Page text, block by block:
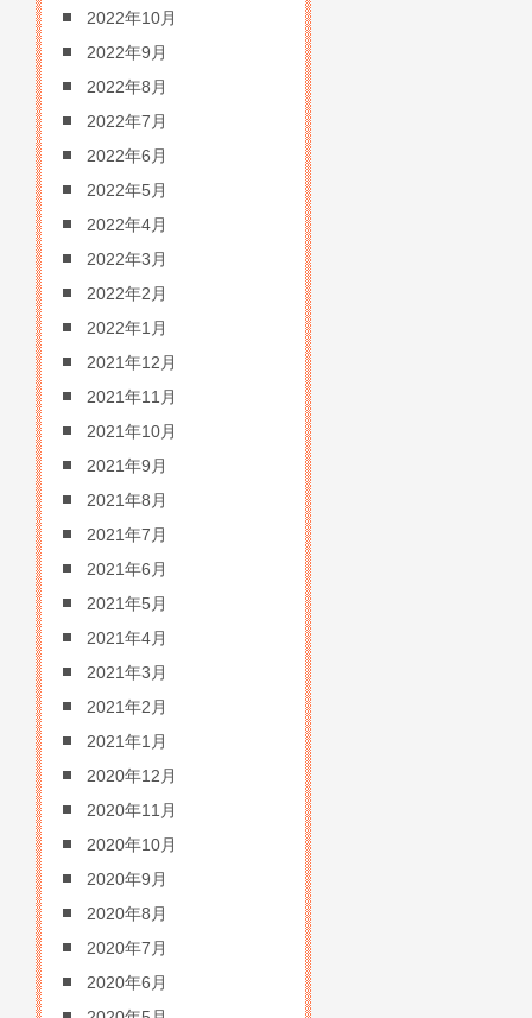
2022年10月
2022年9月
2022年8月
2022年7月
2022年6月
2022年5月
2022年4月
2022年3月
2022年2月
2022年1月
2021年12月
2021年11月
2021年10月
2021年9月
2021年8月
2021年7月
2021年6月
2021年5月
2021年4月
2021年3月
2021年2月
2021年1月
2020年12月
2020年11月
2020年10月
2020年9月
2020年8月
2020年7月
2020年6月